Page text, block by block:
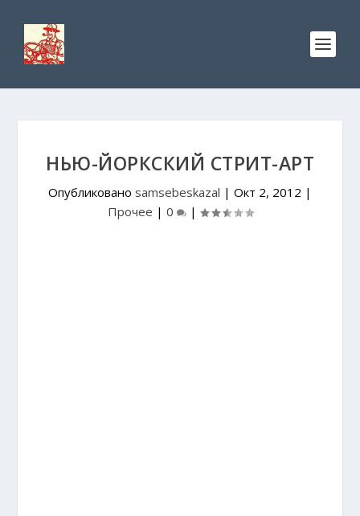
НЬЮ-ЙОРКСКИЙ СТРИТ-АРТ
Опубликовано samsebeskazal | Окт 2, 2012 |
Прочее | 0 |